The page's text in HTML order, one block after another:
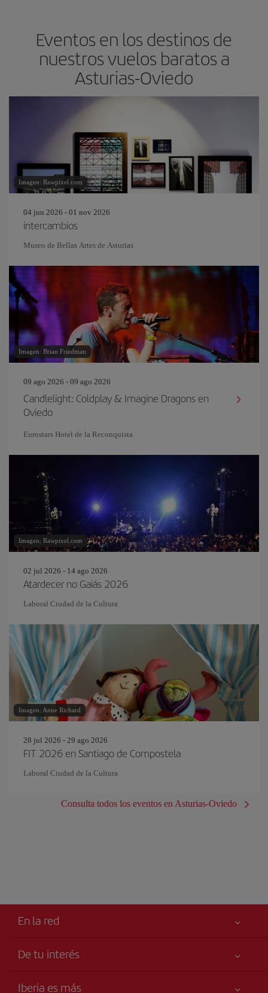
Eventos en los destinos de
nuestros vuelos baratos a
Asturias-Oviedo
Imagen: Rawpixel.com
04 jun 2026 - 01 nov 2026
intercambios
Museo de Bellas Artes de Asturias
Imagen: Brian Friedman
09 ago 2026 - 09 ago 2026
Candlelight: Coldplay & Imagine Dragons en
Oviedo
Eurostars Hotel de la Reconquista
Imagen: Rawpixel.com
02 jul 2026 - 14 ago 2026
Atardecer no Gaiás 2026
Laboral Ciudad de la Cultura
Imagen: Anne Richard
28 jul 2026 - 29 ago 2026
FIT 2026 en Santiago de Compostela
Laboral Ciudad de la Cultura
Consulta todos los eventos en Asturias-Oviedo
En la red
De tu interés
Iberia es más